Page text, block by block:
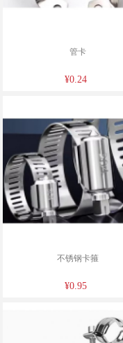
管卡
¥0.24
不锈钢卡箍
¥0.95